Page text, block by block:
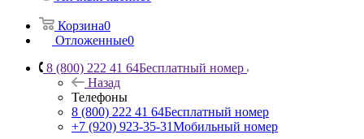
Корзина0
Отложенные0
8 (800) 222 41 64Бесплатный номер
Назад
Телефоны
8 (800) 222 41 64Бесплатный номер
+7 (920) 923-35-31Мобильный номер